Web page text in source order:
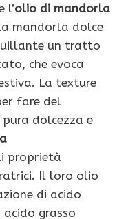
l’olio di mandorla
mandorla dolce
un tratto
che evoca
La texture
fare del
dolcezza e
proprietà
Il loro olio
di acido
grasso